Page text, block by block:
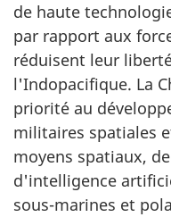
de haute
par rapport aux
réduisent leur
l'Indopacifique. La
priorité au
militaires spatiales
moyens spatiaux,
d'intelligence
sous-marines et